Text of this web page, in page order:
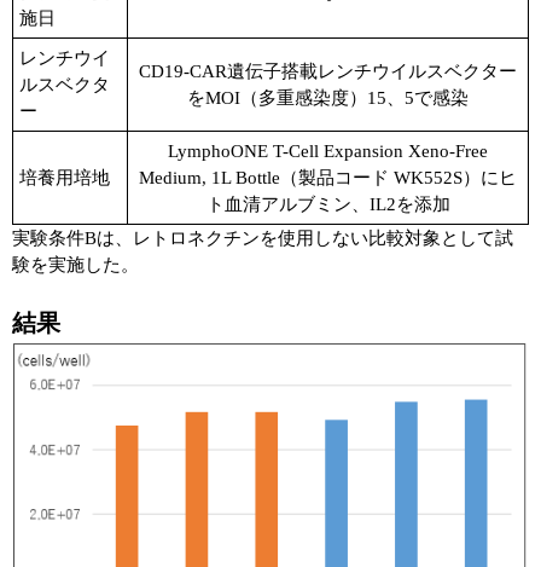
施日
レンチウイ
ルスベクタ
ー
CD19-CAR遺伝子搭載レンチウイルスベクター
をMOI（多重感染度）15、5で感染
培養用培地
LymphoONE T-Cell Expansion Xeno-Free
Medium, 1L Bottle（製品コード WK552S）にヒ
ト血清アルブミン、IL2を添加
実験条件Bは、レトロネクチンを使用しない比較対象として試
験を実施した。
結果